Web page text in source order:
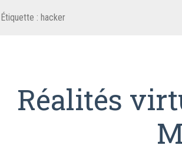
Étiquette : hacker
Réalités